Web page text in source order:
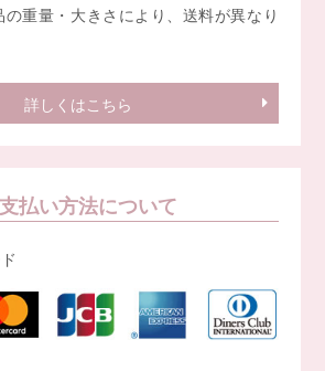
重量・大きさにより、送料が異なり
詳しくはこちら
払い方法について